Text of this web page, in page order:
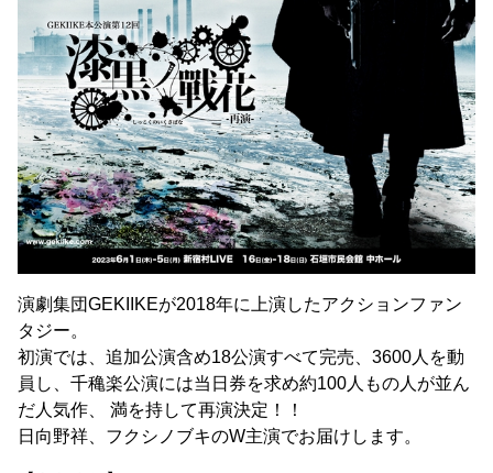
演劇集団GEKIIKEが2018年に上演したアクションファン
タジー。
初演では、追加公演含め18公演すべて完売、3600人を動
員し、千穐楽公演には当日券を求め約100人もの人が並ん
だ人気作、 満を持して再演決定！！
日向野祥、フクシノブキのW主演でお届けします。